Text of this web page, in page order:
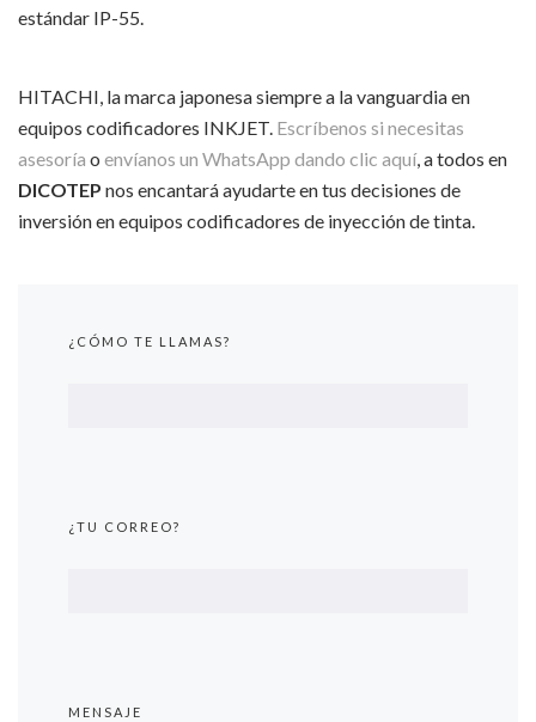
estándar IP-55.
HITACHI, la marca japonesa siempre a la vanguardia en
equipos codificadores INKJET. Escríbenos si necesitas
asesoría o envíanos un WhatsApp dando clic aquí, a todos en
DICOTEP nos encantará ayudarte en tus decisiones de
inversión en equipos codificadores de inyección de tinta.
¿CÓMO TE LLAMAS?
¿TU CORREO?
MENSAJE